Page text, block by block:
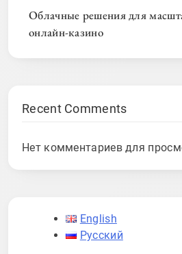
Облачные решения для
онлайн-казино
Recent Comments
Нет комментариев для
English
Русский